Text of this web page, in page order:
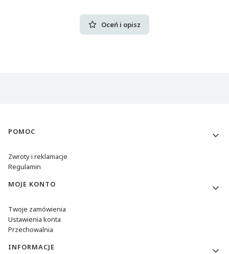
Oceń i opisz
Linki w stopce
POMOC
Zwroty i reklamacje
Regulamin
MOJE KONTO
Twoje zamówienia
Ustawienia konta
Przechowalnia
INFORMACJE